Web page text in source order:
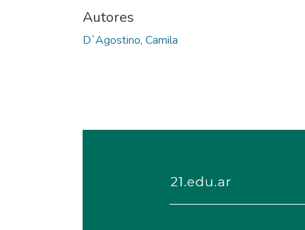
Autores
D`Agostino, Camila